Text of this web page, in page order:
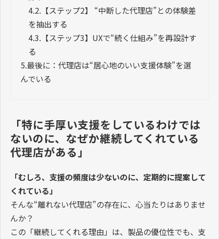
4.2. 【ステップ2】 “中断した代理店”との体験差
を抽出する
4.3. 【ステップ3】UXで“続く仕組み”を再設計す
る
5.最後に：代理店は“居心地のいい支援体験”を選
んでいる
「特に手厚い支援をしているわけでは
ないのに、なぜか継続してくれている
代理店がある」
「むしろ、支援の頻度は少ないのに、定期的に提案して
くれている」
そんな“離れない代理店”の存在に、心当たりはありませ
んか？
この「継続してくれる理由」は、製品の優位性でも、支